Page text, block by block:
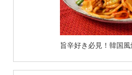
旨辛好き必見！韓国